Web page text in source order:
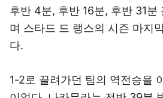
후반 4분, 후반 16분, 후반 31분
며 스타드 드 랭스의 시즌 마지
다.
1-2로 끌려가던 팀의 역전승을